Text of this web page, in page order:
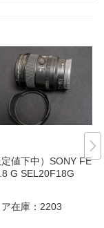
定値下中）SONY FE 2
G SEL20F18G
在庫： 2203